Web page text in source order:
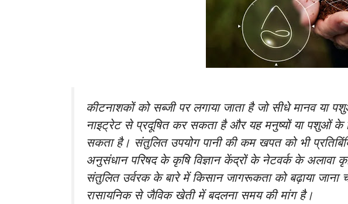
कीटनाशकों को सब्जी पर लगाया जाता है जो सीधे मानव
नाइट्रेट से प्रदूषित कर सकता है और यह मनुष्यों या पशुओं के
सकता है। संतुलित उपयोग पानी की कम खपत को भी
अनुसंधान परिषद के कृषि विज्ञान केंद्रों के नेटवर्क के अलावा
संतुलित उर्वरक के बारे में किसान जागरूकता को बढ़ाया जाना
रासायनिक से जैविक खेती में बदलना समय की मांग है।